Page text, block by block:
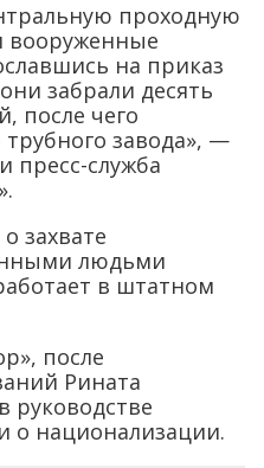
проходную
вооруженные
на приказ
забрали десять
после чего
завода», —
пресс-служба
захвате
людьми
в штатном
после
Рината
руководстве
о национализации.